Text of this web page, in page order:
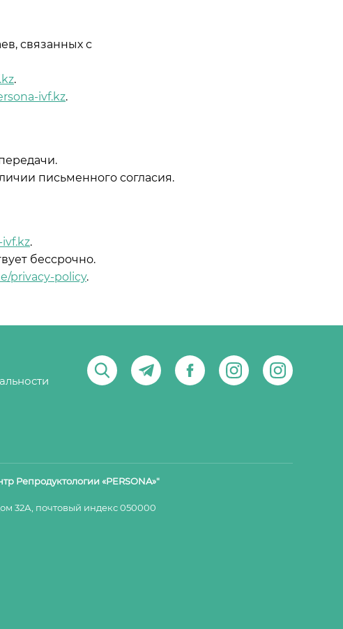
связанных с
.
ivf.kz.
письменного согласия.
.
бессрочно.
privacy-policy.
Репродуктологии «PERSONA»"
почтовый индекс 050000